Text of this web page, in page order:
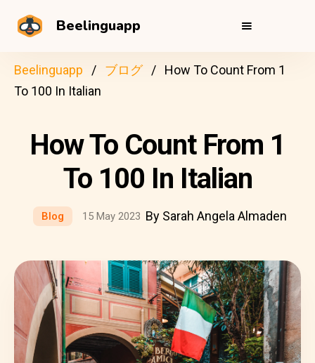
Beelinguapp
Beelinguapp ブログ
How To Count From 1
To 100 In Italian
How To Count From 1
To 100 In Italian
Blog 15 May 2023 By Sarah Angela Almaden